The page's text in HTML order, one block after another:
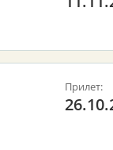
Прилет: